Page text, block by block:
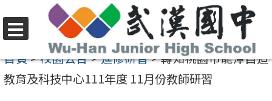
至
要
選
單
首頁>校園公告>進修研習>轉知桃園市龍潭自造
教育及科技中心111年度 11月份教師研習